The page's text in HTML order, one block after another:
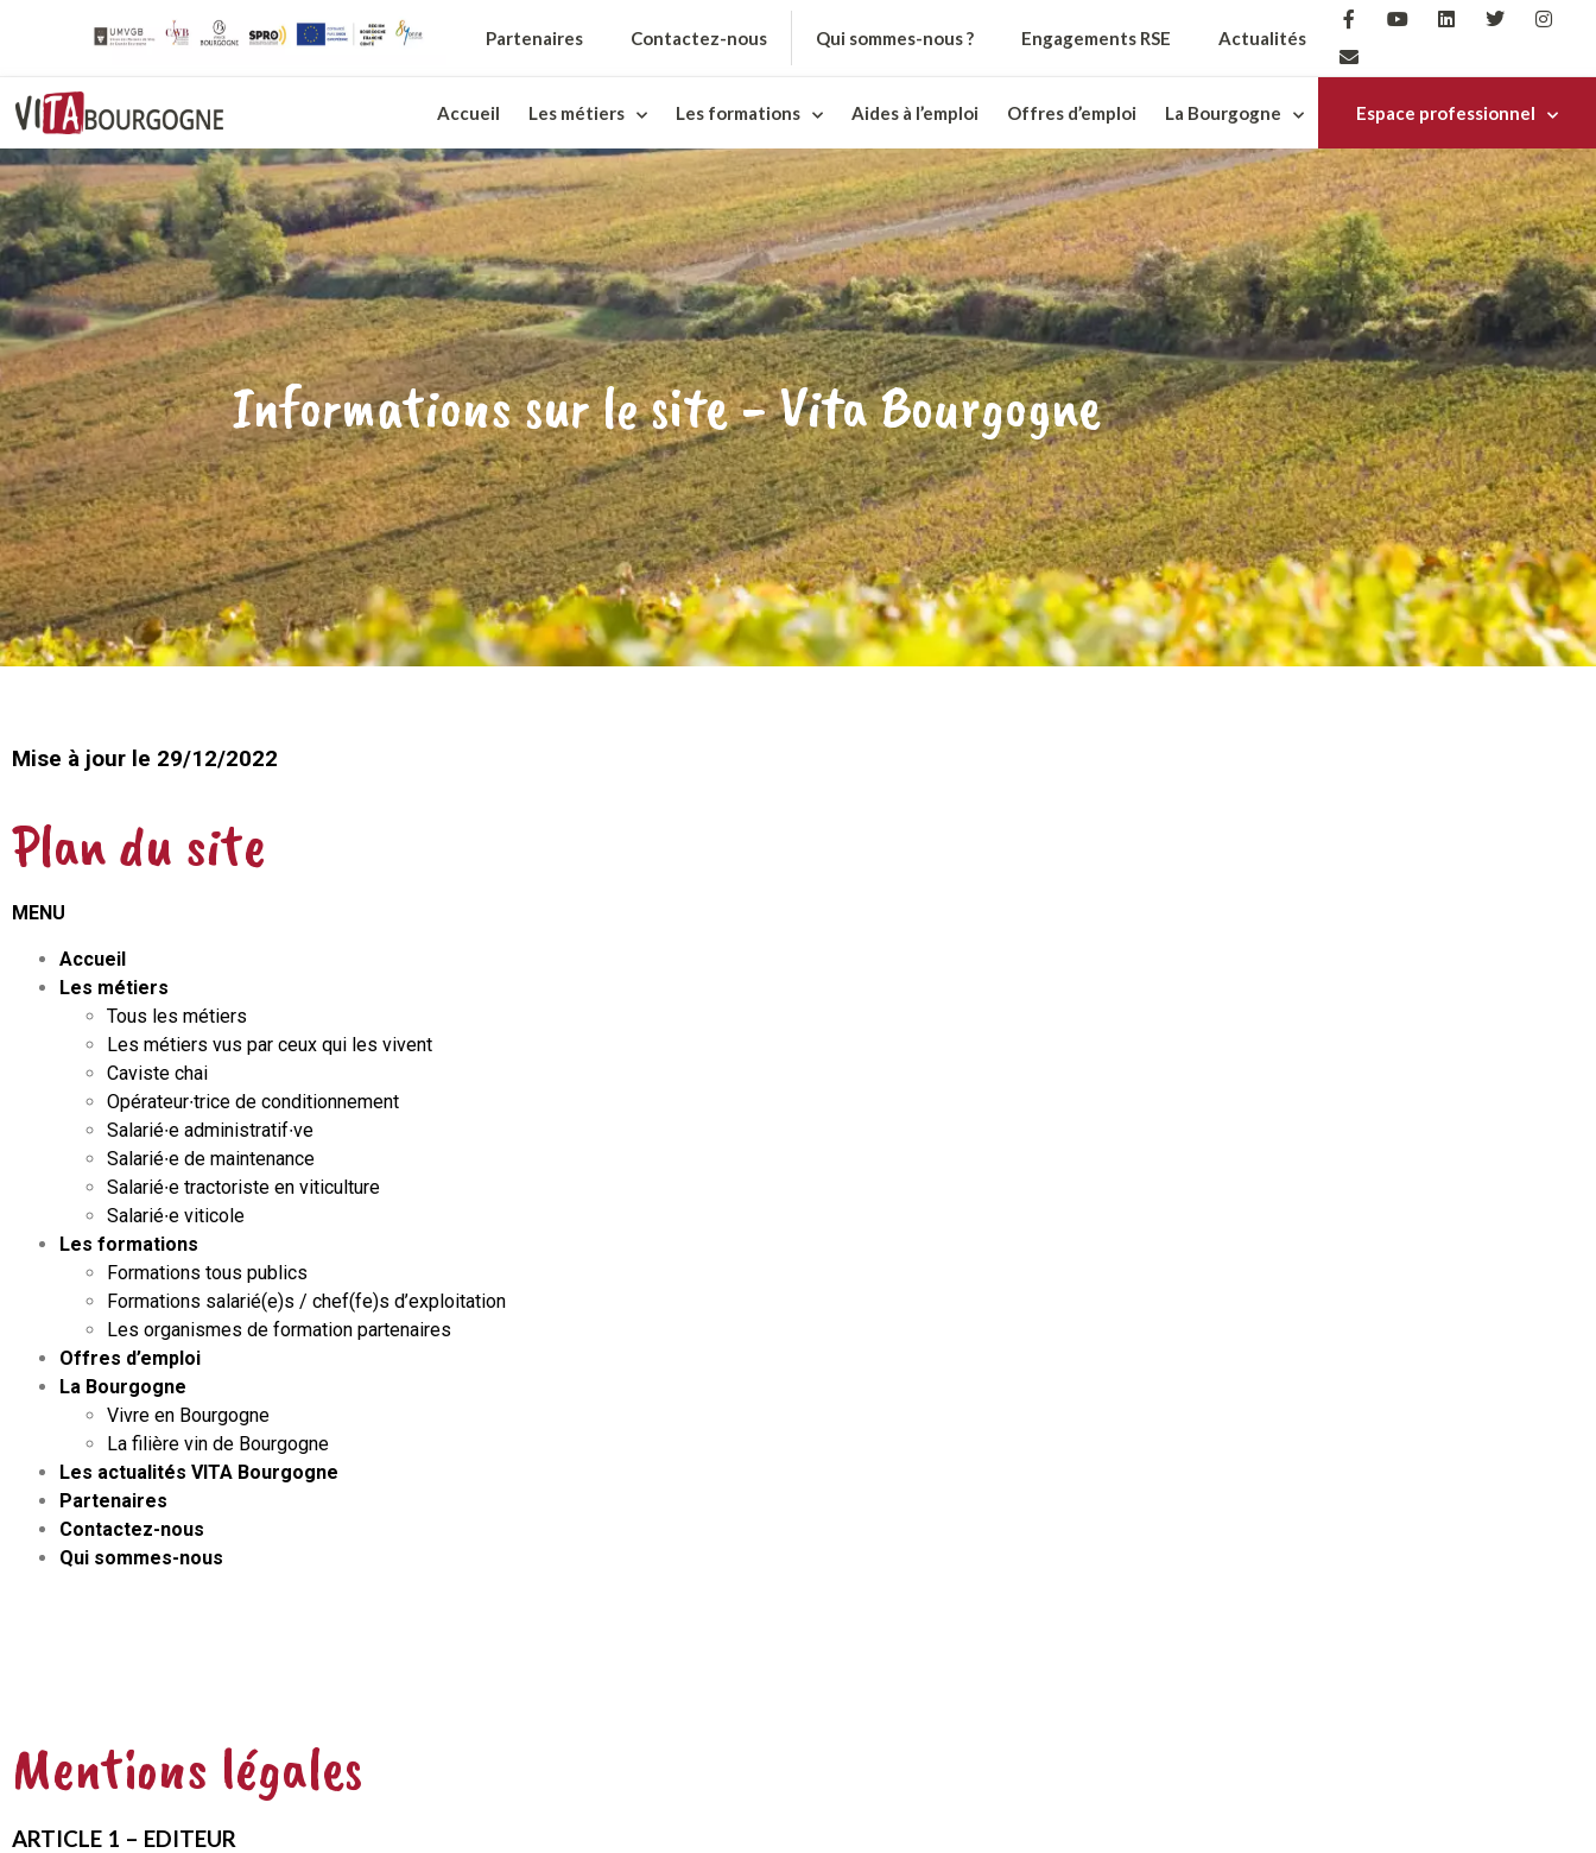
Partenaires Contactez-nous Qui sommes-nous ? Engagements RSE Actualités
Accueil Les métiers Les formations Aides à l’emploi Offres d’emploi La Bourgogne Espace professionnel
Informations sur le site - Vita Bourgogne
Mise à jour le 29/12/2022
Plan du site
MENU
Accueil
Les métiers
Tous les métiers
Les métiers vus par ceux qui les vivent
Caviste chai
Opérateur∙trice de conditionnement
Salarié∙e administratif∙ve
Salarié∙e de maintenance
Salarié∙e tractoriste en viticulture
Salarié∙e viticole
Les formations
Formations tous publics
Formations salarié(e)s / chef(fe)s d’exploitation
Les organismes de formation partenaires
Offres d’emploi
La Bourgogne
Vivre en Bourgogne
La filière vin de Bourgogne
Les actualités VITA Bourgogne
Partenaires
Contactez-nous
Qui sommes-nous
Mentions légales
ARTICLE 1 – EDITEUR